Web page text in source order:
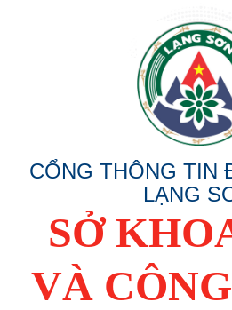
CỔNG THÔNG TIN
LẠNG
SỞ
VÀ